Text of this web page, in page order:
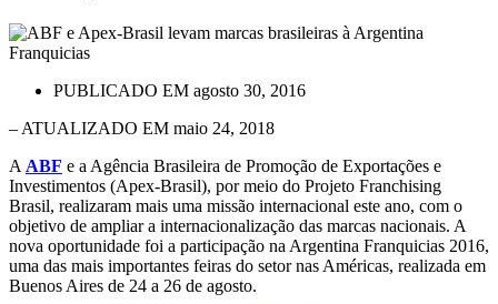
PUBLICADO EM agosto 30, 2016
– ATUALIZADO EM maio 24, 2018
A ABF e a Agência Brasileira de Promoção de Exportações e
Investimentos (Apex-Brasil), por meio do Projeto Franchising
Brasil, realizaram mais uma missão internacional este ano, com o
objetivo de ampliar a internacionalização das marcas nacionais. A
nova oportunidade foi a participação na Argentina Franquicias 2016,
uma das mais importantes feiras do setor nas Américas, realizada em
Buenos Aires de 24 a 26 de agosto.